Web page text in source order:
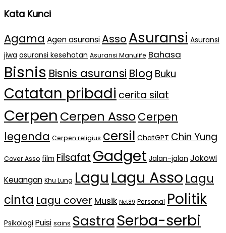
Kata Kunci
Agama Agen asuransiAsso Asuransi Asuransi
jiwa asuransi kesehatan Asuransi Manulife Bahasa
Bisnis Bisnis asuransi Blog Buku
Catatan pribadi cerita silat
Cerpen Cerpen AssoCerpen
legenda Cerpen religius cersil ChatGPT Chin Yung
Cover Asso film Filsafat Gadget Jalan-jalan Jokowi
Keuangan Khu Lung Lagu Lagu Asso Lagu
cinta Lagu cover Musik Net89 Personal Politik
Psikologi Puisi sains SastraSerba-serbi